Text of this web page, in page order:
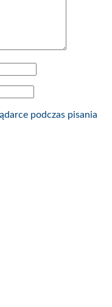
podczas pisania